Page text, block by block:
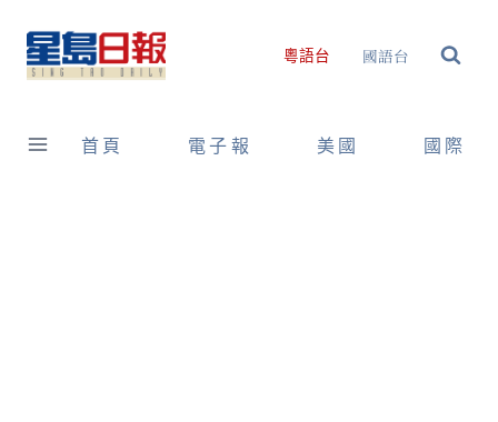
content
粵語台 國語台
首頁 電子報 美國 國際